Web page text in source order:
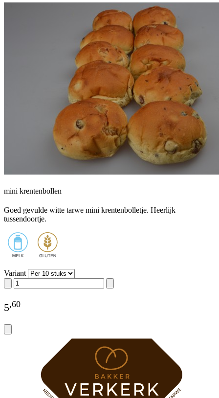
mini krentenbollen
Goed gevulde witte tarwe mini krentenbolletje. Heerlijk
tussendoortje.
Variant
5,60